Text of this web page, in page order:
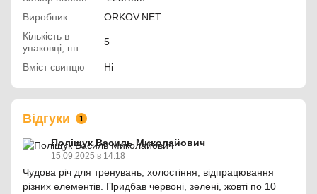
Виробник
ORKOV.NET
Кількість в
упаковці, шт.
5
Вміст свинцю Ні
Відгуки 1
Поліщук Василь Миколайович
15.09.2025 в 14:18
Чудова річ для тренувань, холостіння, відпрацювання
різних елементів. Придбав червоні, зелені, жовті по 10